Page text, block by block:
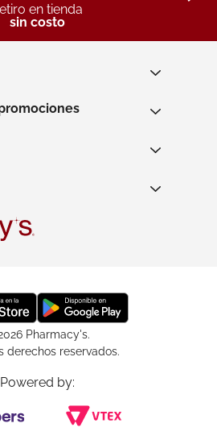
en tienda
sin costo
Pharmacy's.
derechos reservados.
Powered by: